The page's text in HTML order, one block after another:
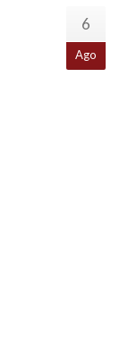
6
Ago